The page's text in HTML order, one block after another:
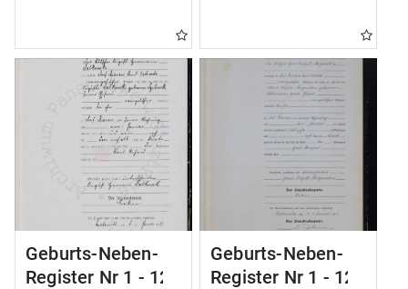
Geburts-Neben-
Register Nr 1 - 124
Geburts-Neben-
Register Nr 1 - 123